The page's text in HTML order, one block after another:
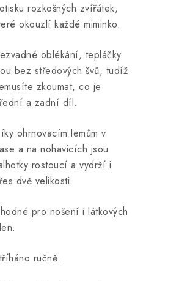
rozkošných zvířátek,
okouzlí každé miminko.
oblékání, tepláčky
bez středových švů, tudíž
zkoumat, co je
a zadní díl.
ohrnovacím lemům v
a na nohavicích jsou
rostoucí a vydrží i
dvě velikosti.
pro nošení i látkových
ručně.